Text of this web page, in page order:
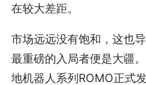
在较大差距。
市场远远没有饱和，这也
最重磅的入局者便是大疆
地机器人系列ROMO正式